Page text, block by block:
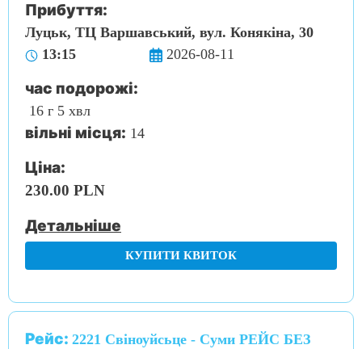
Прибуття:
Луцьк, ТЦ Варшавський, вул. Конякіна, 30
13:15
2026-08-11
час подорожі:
16 г 5 хвл
вільні місця: 14
Ціна:
230.00 PLN
Детальніше
КУПИТИ КВИТОК
Рейс: 2221 Свіноуйсьце - Суми РЕЙС БЕЗ